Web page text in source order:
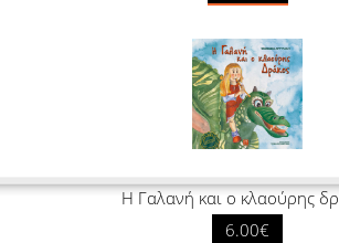
Η Γαλανή και ο κλαούρης
6.00€